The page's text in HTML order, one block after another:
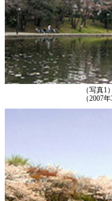
（写真
（2007